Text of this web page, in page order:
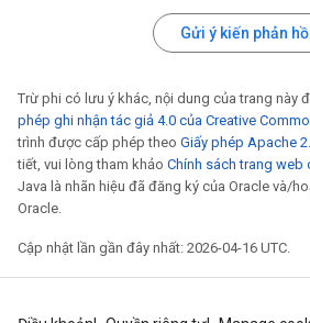
Gửi ý kiến phản
Trừ phi có lưu ý khác, nội dung của trang này
phép ghi nhận tác giả 4.0 của Creative
trình được cấp phép theo Giấy phép Apache
tiết, vui lòng tham khảo Chính sách trang web
Java là nhãn hiệu đã đăng ký của Oracle và/
Oracle.
Cập nhật lần gần đây nhất: 2026-04-16 UTC.